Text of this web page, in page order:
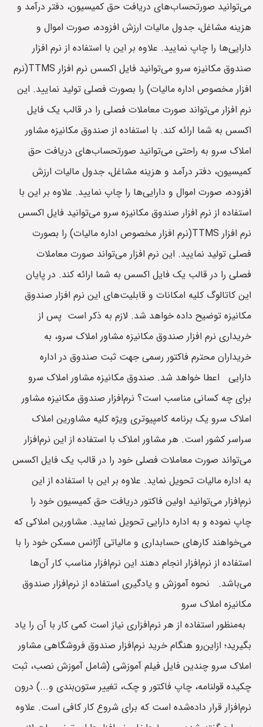
می‌توانید صورتحساب‌های دریافت حق کمیسیون، دفتر درآمد و
هزینه مشاغل، جدول مالیات ارزش افزوده، صورت اموال و
دارایی‌ها را چاپ نمایید. علاوه بر این با استفاده از نرم افزار
صندوق مکانیزه سرو می‌توانید فایل اکسس نرم افزار TTMS(نرم
افزار مخصوص اداره مالیات) را بصورت فصلی تولید نمایید. این
نرم افزار می‌تواند صورت معاملات فصلی را در قالب یک فایل
اکسس به شما ارائه کند. با استفاده از صندوق مکانیزه مشاور
املاک سرو به راحتی می‌توانید صورتحساب‌های دریافت حق
کمیسیون، دفتر درآمد و هزینه مشاغل، جدول مالیات ارزش
افزوده، صورت اموال و دارایی‌ها را چاپ نمایید. علاوه بر این با
استفاده از نرم افزار صندوق مکانیزه سرو می‌توانید فایل اکسس
نرم افزار TTMS(نرم افزار مخصوص اداره مالیات) را بصورت
فصلی تولید نمایید. این نرم افزار می‌تواند صورت معاملات
فصلی را در قالب یک فایل اکسس به شما ارائه کند. در پایان
این کاتالوگ کلیه امکانات و قابلیت‌های این نرم افزار صندوق
مکانیزه توضیح داده خواهد شد. لازم به ذکر است پس از
خریداری نرم افزار صندوق مکانیزه مشاور املاک سرو، به
خریداران محترم فاکتور رسمی جهت ثبت صندوق در اداره
دارایی اعطا خواهد شد. صندوق مکانیزه مشاور املاک سرو
برای چه کسانی مناسب است؟ نرم‌افزار صندوق مکانیزه مشاور
املاک سرو یک برنامه کامپیوتری ویژه کلیه مشاورین املاک
سراسر کشور است. هر مشاور املاک با استفاده از این نرم‌افزار
می‌تواند صورت معاملات فصلی خود را در قالب یک فایل اکسس
به اداره مالیات تحویل نماید. علاوه بر این با استفاده از این
نرم‌افزار می‌توانید اولین فاکتور دریافت حق کمیسیون خود را
چاپ نموده و به اداره دارایی تحویل نمایید. مشاورین املاکی که
می‌خواهند کارهای حسابداری و مالیاتی آژانس مسکن خود را با
استفاده از نرم‌افزار انجام دهند این نرم‌افزار مناسب کار آن‌ها
می‌باشد. نحوه آموزش و یادگیری استفاده از نرم‌افزار صندوق
مکانیزه املاک سرو
به‌منظور استفاده از هر نرم‌افزاری نیاز است کمی کار با آن را یاد
بگیرید؛ ازاین‌رو هنگام خرید نرم‌افزار صندوق فروشگاهی مشاور
املاک سرو چندین فایل فیلم آموزشی (شامل آموزش نصب، ثبت
چکیده قولنامه، چاپ فاکتور و چک، تغییر ستون‌بندی و...) درون
نرم‌افزار قرار داده‌شده است که برای شروع کار کافی است. علاوه